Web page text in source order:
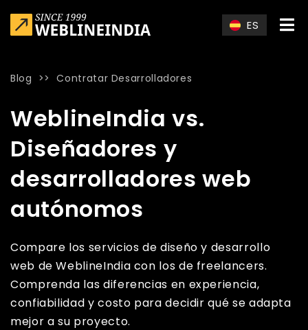
ES
Blog >>Contratar Desarrolladores
WeblineIndia vs.
Diseñadores y
desarrolladores web
autónomos
Compare los servicios de diseño y desarrollo
web de WeblineIndia con los de freelancers.
Comprenda las diferencias en experiencia,
confiabilidad y costo para decidir qué se adapta
mejor a su proyecto.